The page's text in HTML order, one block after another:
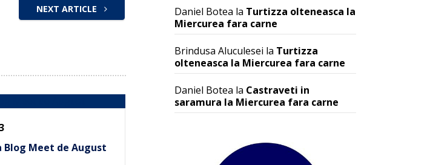
NEXT ARTICLE
Blog Meet de August
Daniel Botea la Turtizza olteneasca la
Miercurea fara carne
Brindusa Aluculesei la Turtizza
olteneasca la Miercurea fara carne
Daniel Botea la Castraveti in
saramura la Miercurea fara carne